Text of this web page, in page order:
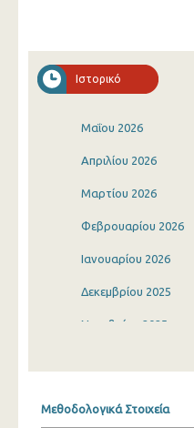
Ιστορικό
Μαΐου 2026
Απριλίου 2026
Μαρτίου 2026
Φεβρουαρίου 2026
Ιανουαρίου 2026
Δεκεμβρίου 2025
Νοεμβρίου 2025
Μεθοδολογικά Στοιχεία